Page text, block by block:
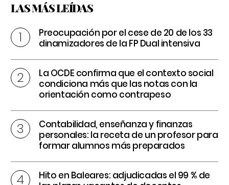
LAS MÁS LEÍDAS
Preocupación por el cese de 20 de los 33
dinamizadores de la FP Dual intensiva
La OCDE confirma que el contexto social
condiciona más que las notas con la
orientación como contrapeso
Contabilidad, enseñanza y finanzas
personales: la receta de un profesor para
formar alumnos más preparados
Hito en Baleares: adjudicadas el 99 % de